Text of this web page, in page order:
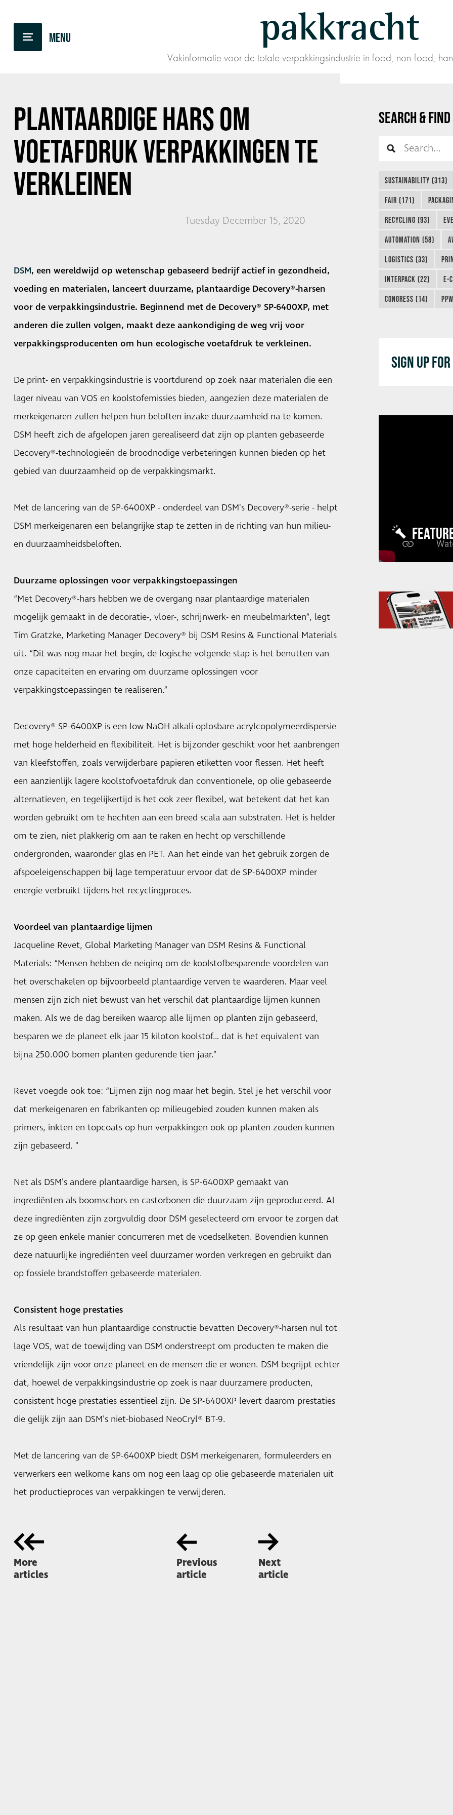
pakkracht
Vakinformatie voor de totale verpakkingsindustrie in food, non-food,
PLANTAARDIGE HARS OM
VOETAFDRUK VERPAKKINGEN TE
VERKLEINEN
Tuesday December 15, 2020
DSM, een wereldwijd op wetenschap gebaseerd bedrijf actief in gezondheid,
voeding en materialen, lanceert duurzame, plantaardige Decovery®-harsen
voor de verpakkingsindustrie. Beginnend met de Decovery® SP-6400XP, met
anderen die zullen volgen, maakt deze aankondiging de weg vrij voor
verpakkingsproducenten om hun ecologische voetafdruk te verkleinen.
De print- en verpakkingsindustrie is voortdurend op zoek naar materialen die een
lager niveau van VOS en koolstofemissies bieden, aangezien deze materialen de
merkeigenaren zullen helpen hun beloften inzake duurzaamheid na te komen.
DSM heeft zich de afgelopen jaren gerealiseerd dat zijn op planten gebaseerde
Decovery®-technologieën de broodnodige verbeteringen kunnen bieden op het
gebied van duurzaamheid op de verpakkingsmarkt.
Met de lancering van de SP-6400XP - onderdeel van DSM's Decovery®-serie - helpt
DSM merkeigenaren een belangrijke stap te zetten in de richting van hun milieu-
en duurzaamheidsbeloften.
Duurzame oplossingen voor verpakkingstoepassingen
“Met Decovery®-hars hebben we de overgang naar plantaardige materialen
mogelijk gemaakt in de decoratie-, vloer-, schrijnwerk- en meubelmarkten”, legt
Tim Gratzke, Marketing Manager Decovery® bij DSM Resins & Functional Materials
uit. “Dit was nog maar het begin, de logische volgende stap is het benutten van
onze capaciteiten en ervaring om duurzame oplossingen voor
verpakkingstoepassingen te realiseren.”
Decovery® SP-6400XP is een low NaOH alkali-oplosbare acrylcopolymeerdispersie
met hoge helderheid en flexibiliteit. Het is bijzonder geschikt voor het aanbrengen
van kleefstoffen, zoals verwijderbare papieren etiketten voor flessen. Het heeft
een aanzienlijk lagere koolstofvoetafdruk dan conventionele, op olie gebaseerde
alternatieven, en tegelijkertijd is het ook zeer flexibel, wat betekent dat het kan
worden gebruikt om te hechten aan een breed scala aan substraten. Het is helder
om te zien, niet plakkerig om aan te raken en hecht op verschillende
ondergronden, waaronder glas en PET. Aan het einde van het gebruik zorgen de
afspoeleigenschappen bij lage temperatuur ervoor dat de SP-6400XP minder
energie verbruikt tijdens het recyclingproces.
Voordeel van plantaardige lijmen
Jacqueline Revet, Global Marketing Manager van DSM Resins & Functional
Materials: “Mensen hebben de neiging om de koolstofbesparende voordelen van
het overschakelen op bijvoorbeeld plantaardige verven te waarderen. Maar veel
mensen zijn zich niet bewust van het verschil dat plantaardige lijmen kunnen
maken. Als we de dag bereiken waarop alle lijmen op planten zijn gebaseerd,
besparen we de planeet elk jaar 15 kiloton koolstof… dat is het equivalent van
bijna 250.000 bomen planten gedurende tien jaar.”
Revet voegde ook toe: “Lijmen zijn nog maar het begin. Stel je het verschil voor
dat merkeigenaren en fabrikanten op milieugebied zouden kunnen maken als
primers, inkten en topcoats op hun verpakkingen ook op planten zouden kunnen
zijn gebaseerd. "
Net als DSM's andere plantaardige harsen, is SP-6400XP gemaakt van
ingrediënten als boomschors en castorbonen die duurzaam zijn geproduceerd. Al
deze ingrediënten zijn zorgvuldig door DSM geselecteerd om ervoor te zorgen dat
ze op geen enkele manier concurreren met de voedselketen. Bovendien kunnen
deze natuurlijke ingrediënten veel duurzamer worden verkregen en gebruikt dan
op fossiele brandstoffen gebaseerde materialen.
Consistent hoge prestaties
Als resultaat van hun plantaardige constructie bevatten Decovery®-harsen nul tot
lage VOS, wat de toewijding van DSM onderstreept om producten te maken die
vriendelijk zijn voor onze planeet en de mensen die er wonen. DSM begrijpt echter
dat, hoewel de verpakkingsindustrie op zoek is naar duurzamere producten,
consistent hoge prestaties essentieel zijn. De SP-6400XP levert daarom prestaties
die gelijk zijn aan DSM's niet-biobased NeoCryl® BT-9.
Met de lancering van de SP-6400XP biedt DSM merkeigenaren, formuleerders en
verwerkers een welkome kans om nog een laag op olie gebaseerde materialen uit
het productieproces van verpakkingen te verwijderen.
More
articles
Previous
article
Next
article
SEARCH & FIND
SUSTAINABILITY (313)
FAIR (171)
RECYCLING (93)
AUTOMATION (58)
LOGISTICS (33)
INTERPACK (22) E-
CONGRESS (14)
SIGN UP